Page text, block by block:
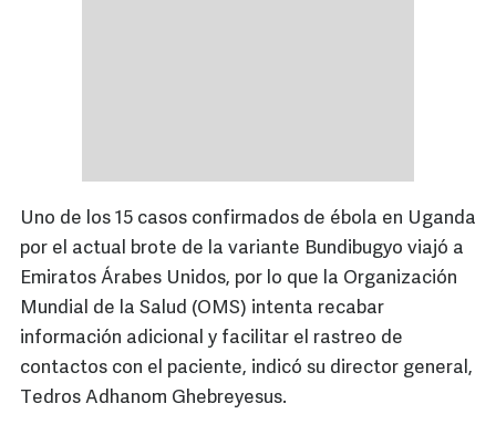
Uno de los 15 casos confirmados de ébola en Uganda
por el actual brote de la variante Bundibugyo viajó a
Emiratos Árabes Unidos, por lo que la Organización
Mundial de la Salud (OMS) intenta recabar
información adicional y facilitar el rastreo de
contactos con el paciente, indicó su director general,
Tedros Adhanom Ghebreyesus.